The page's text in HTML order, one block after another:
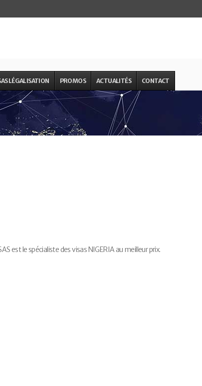
LÉGALISATION PROMOS ACTUALITÉS CONTACT
est le spécialiste des visas NIGERIA au meilleur prix.